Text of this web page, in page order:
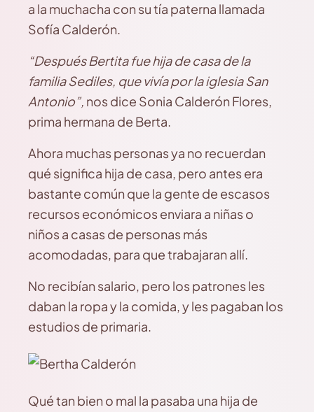
a la muchacha con su tía paterna llamada
Sofía Calderón.
“Después Bertita fue hija de casa de la
familia Sediles, que vivía por la iglesia San
Antonio”, nos dice Sonia Calderón Flores,
prima hermana de Berta.
Ahora muchas personas ya no recuerdan
qué significa hija de casa, pero antes era
bastante común que la gente de escasos
recursos económicos enviara a niñas o
niños a casas de personas más
acomodadas, para que trabajaran allí.
No recibían salario, pero los patrones les
daban la ropa y la comida, y les pagaban los
estudios de primaria.
Qué tan bien o mal la pasaba una hija de